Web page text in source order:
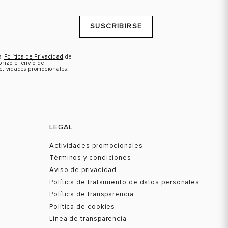
Política de Privacidad de
el envío de
promocionales.
SUSCRIBIRSE
LEGAL
Actividades promocionales
Términos y condiciones
Aviso de privacidad
Política de tratamiento de datos personales
Política de transparencia
Política de cookies
Línea de transparencia